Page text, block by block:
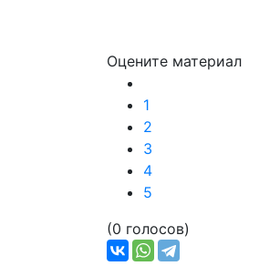
Оцените материал
1
2
3
4
5
(0 голосов)